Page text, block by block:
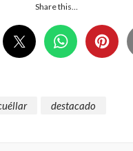
Share this…
destacado